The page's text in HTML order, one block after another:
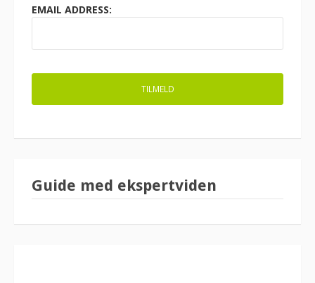
EMAIL ADDRESS:
Guide med ekspertviden